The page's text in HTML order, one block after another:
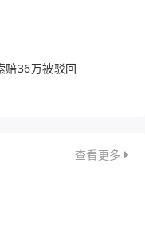
赔36万被驳回
查看更多